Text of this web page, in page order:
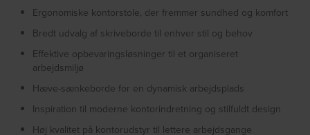
Ergonomiske kontorstole, der fremmer sundhed og komfort
Bredt udvalg af skriveborde til enhver stil og behov
Effektive opbevaringsløsninger til et organiseret
arbejdsmiljø
Hæve-sænkeborde for en dynamisk arbejdsplads
Inspiration til moderne kontorindretning og stilfuldt design
Høj kvalitet på kontorudstyr til lettere arbejdsgange